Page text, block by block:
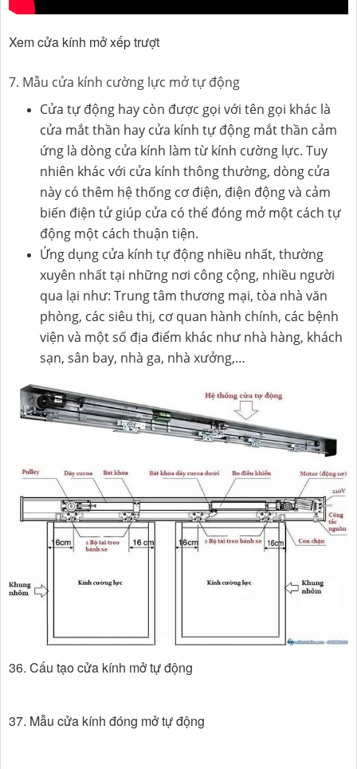
Xem cửa kính mở xếp trượt
7. Mẫu cửa kính cường lực mở tự động
Cửa tự động hay còn được gọi với tên gọi khác là
cửa mắt thần hay cửa kính tự động mắt thần cảm
ứng là dòng cửa kính làm từ kính cường lực. Tuy
nhiên khác với cửa kính thông thường, dòng cửa
này có thêm hệ thống cơ điện, điện động và cảm
biến điện tử giúp cửa có thể đóng mở một cách tự
động một cách thuận tiện.
Ứng dụng cửa kính tự động nhiều nhất, thường
xuyên nhất tại những nơi công cộng, nhiều người
qua lại như: Trung tâm thương mại, tòa nhà văn
phòng, các siêu thị, cơ quan hành chính, các bệnh
viện và một số địa điểm khác như nhà hàng, khách
sạn, sân bay, nhà ga, nhà xưởng,…
36. Cấu tạo cửa kính mở tự động
37. Mẫu cửa kính đóng mở tự động